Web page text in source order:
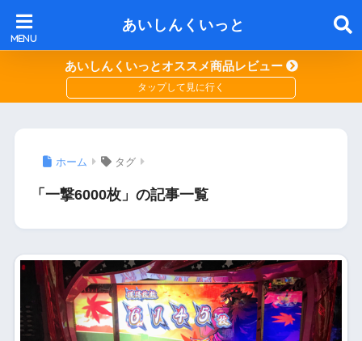
あいしんくいっと
あいしんくいっとオススメ商品レビュー
ホーム タグ
「一撃6000枚」の記事一覧